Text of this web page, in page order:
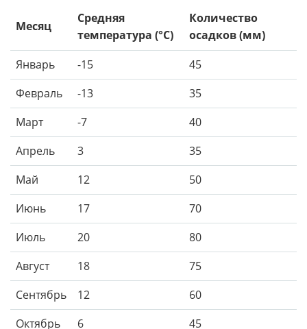
Месяц
Средняя
температура (°C)
Количество
осадков (мм)
Январь
-15
45
Февраль
-13
35
Март
-7
40
Апрель
3
35
Май
12
50
Июнь
17
70
Июль
20
80
Август
18
75
Сентябрь
12
60
Октябрь
6
45